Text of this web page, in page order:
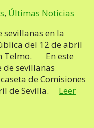
, Últimas Noticias
sevillanas en la
del 12 de abril
Telmo. En este
sevillanas
de Comisiones
de Sevilla. Leer